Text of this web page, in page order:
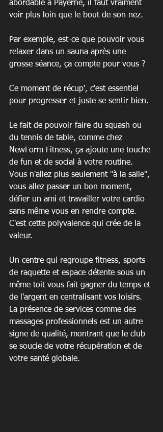
abordable à Payerne, il faut vraiment
voir plus loin que le bout de son nez.
Par exemple, est-ce que pouvoir vous
relaxer dans un sauna après une
grosse séance, ça compte pour vous ?
Ce moment de récup', c'est essentiel
pour progresser et juste se sentir bien.
Le fait de pouvoir faire du squash ou
du tennis de table, comme chez
NewForm Fitness, ça ajoute une touche
de fun et de social à votre routine.
Vous n'allez plus seulement "à la salle",
vous allez passer un bon moment,
défier un ami et travailler votre cardio
sans même vous en rendre compte.
C'est cette polyvalence qui crée de la
valeur.
Un centre qui regroupe fitness, sports
de raquette et espace détente sous un
même toit vous fait gagner du temps et
de l'argent en centralisant vos loisirs.
La présence de services comme des
massages professionnels est un autre
signe de qualité, montrant que le club
se soucie de votre récupération et de
votre santé globale.